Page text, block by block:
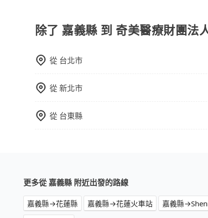
關法規。
除了 嘉義縣 到 奇美醫療財團法
從 台北市
從新北市
從 台東縣
更多從 嘉義縣 附近出發的路線
嘉義縣→花蓮縣 嘉義縣→花蓮火車站 嘉義縣